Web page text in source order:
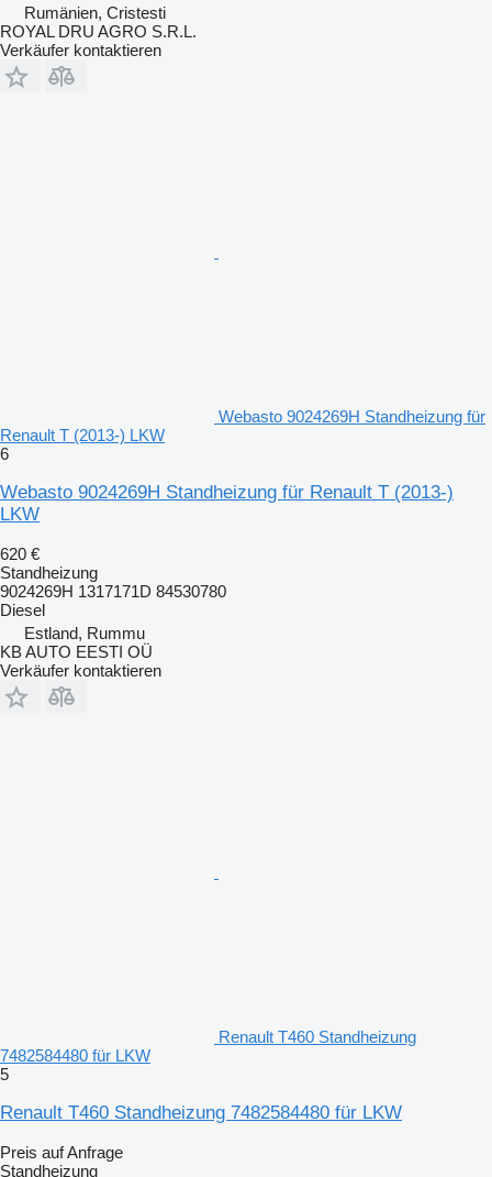
Rumänien, Cristesti
ROYAL DRU AGRO S.R.L.
Verkäufer kontaktieren
Webasto 9024269H Standheizung für
Renault T (2013-) LKW
6
Webasto 9024269H Standheizung für Renault T (2013-)
LKW
620 €
Standheizung
9024269H 1317171D 84530780
Diesel
Estland, Rummu
KB AUTO EESTI OÜ
Verkäufer kontaktieren
Renault T460 Standheizung
7482584480 für LKW
5
Renault T460 Standheizung 7482584480 für LKW
Preis auf Anfrage
Standheizung